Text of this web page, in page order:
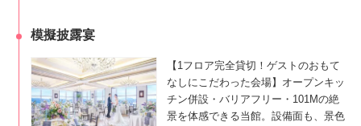
模擬披露宴
【1フロア完全貸切！ゲストのおもて
なしにこだわった会場】オープンキッ
チン併設・バリアフリー・101Mの絶
景を体感できる当館。設備面も、景色